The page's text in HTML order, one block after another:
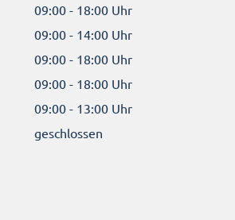
09:00 - 18:00 Uhr
09:00 - 14:00 Uhr
09:00 - 18:00 Uhr
09:00 - 18:00 Uhr
09:00 - 13:00 Uhr
geschlossen